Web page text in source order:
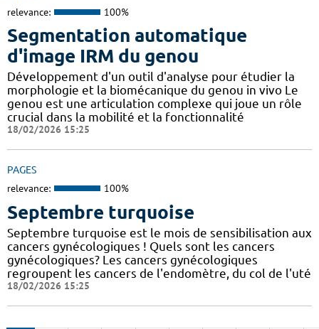
relevance: 100%
Segmentation automatique
d'image IRM du genou
Développement d'un outil d'analyse pour étudier la
morphologie et la biomécanique du genou in vivo Le
genou est une articulation complexe qui joue un rôle
crucial dans la mobilité et la fonctionnalité
18/02/2026 15:25
PAGES
relevance: 100%
Septembre turquoise
Septembre turquoise est le mois de sensibilisation aux
cancers gynécologiques ! Quels sont les cancers
gynécologiques? Les cancers gynécologiques
regroupent les cancers de l'endomètre, du col de l'uté
18/02/2026 15:25